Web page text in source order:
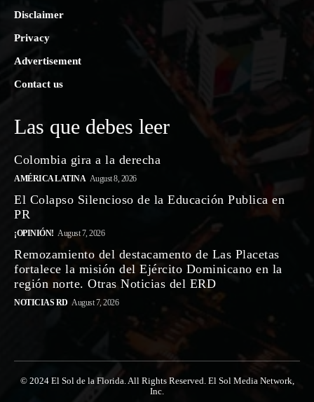
Disclaimer
Privacy
Advertisement
Contact us
Las que debes leer
Colombia gira a la derecha
AMÉRICA LATINA August 8, 2026
El Colapso Silencioso de la Educación Publica en
PR
¡OPINIÓN! August 7, 2026
Remozamiento del destacamento de Las Placetas
fortalece la misión del Ejército Dominicano en la
región norte. Otras Noticias del ERD
NOTICIAS RD August 7, 2026
© 2024 El Sol de la Florida. All Rights Reserved. El Sol Media Network,
Inc.